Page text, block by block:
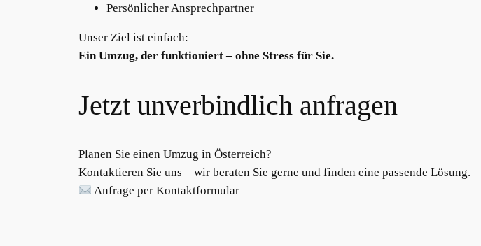
Persönlicher Ansprechpartner
Unser Ziel ist einfach:
Ein Umzug, der funktioniert – ohne Stress für Sie.
Jetzt unverbindlich anfragen
Planen Sie einen Umzug in Österreich?
Kontaktieren Sie uns – wir beraten Sie gerne und finden eine passende Lösung.
Anfrage per Kontaktformular